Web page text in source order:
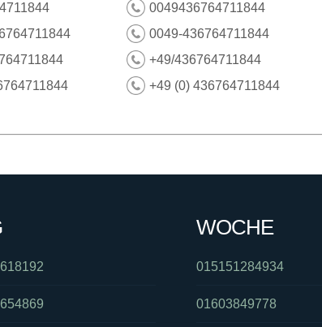
0049436764711844
0049-436764711844
+49/436764711844
+49 (0) 436764711844
WOCHE
015151284934
01603849778